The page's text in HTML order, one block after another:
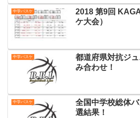
中学バスケ
2018 第9回
ケ大会）
中学バスケ
都道府県対抗ジ
み合わせ！
中学バスケ
全国中学校総体
選結果！